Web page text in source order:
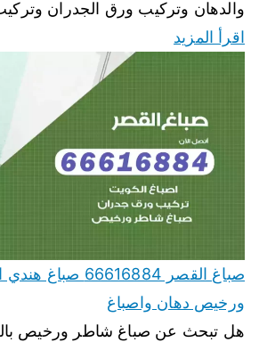
والدهان وتركيب ورق الجدران
اقرأ المزيد
صباغ القصر
ورخيص دهان واصباغ
هل تبحث عن صباغ شاطر ورخيص